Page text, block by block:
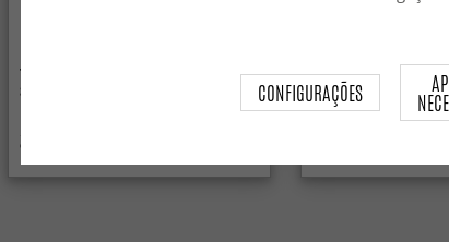
Tapetes felpudos - Aranga Super
Soft Fur (branco)
34.99 €
Tapetes redondos -
Soft Fur (bege)
CONFIGURAÇÕES